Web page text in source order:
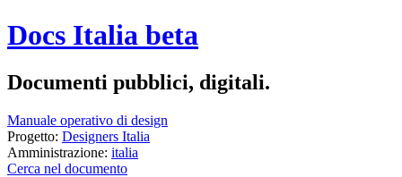
Docs Italia beta
Documenti pubblici, digitali.
Manuale operativo di design
Progetto: Designers Italia
Amministrazione: italia
Cerca nel documento